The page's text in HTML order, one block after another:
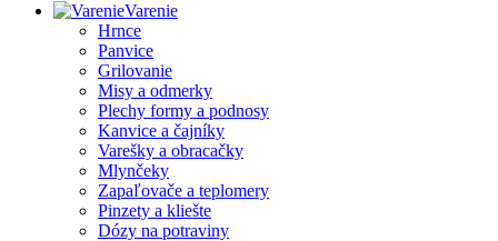
Varenie
Hrnce
Panvice
Grilovanie
Misy a odmerky
Plechy formy a podnosy
Kanvice a čajníky
Varešky a obracačky
Mlynčeky
Zapaľovače a teplomery
Pinzety a kliešte
Dózy na potraviny